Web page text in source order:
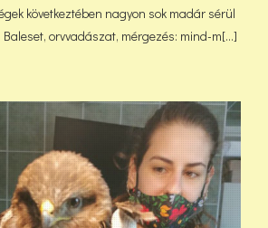
következtében nagyon sok madár sérül
orvvadászat, mérgezés: mind-m[...]